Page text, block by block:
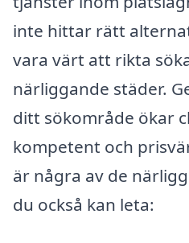
inte hittar rätt
vara värt att rikta
närliggande städer.
ditt sökområde ökar
kompetent och
är några av de
du också kan leta: